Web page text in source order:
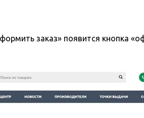
заказ» появится кнопка